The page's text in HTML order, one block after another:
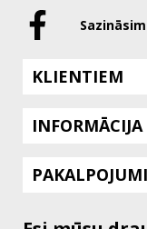
KLIENTIEM
INFORMĀCIJA
PAKALPOJUMI